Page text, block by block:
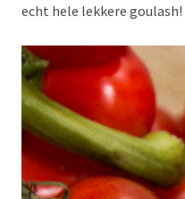
echt hele lekkere goulash!